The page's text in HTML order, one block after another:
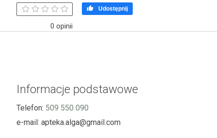
0 opinii
 Udostępnij
Informacje podstawowe
Telefon: 509 550 090
e-mail: apteka.alga@gmail.com